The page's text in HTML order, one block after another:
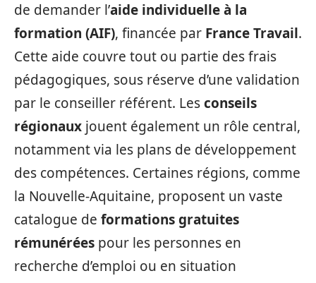
de demander l’aide individuelle à la
formation (AIF), financée par France Travail.
Cette aide couvre tout ou partie des frais
pédagogiques, sous réserve d’une validation
par le conseiller référent. Lesconseils
régionaux jouent également un rôle central,
notamment via les plans de développement
des compétences. Certaines régions, comme
la Nouvelle-Aquitaine, proposent un vaste
catalogue de formations gratuites
rémunérées pour les personnes en
recherche d’emploi ou en situation